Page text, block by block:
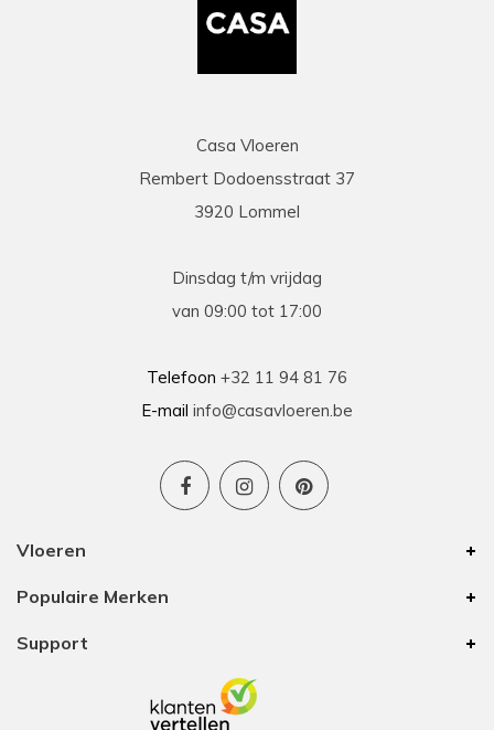
Casa Vloeren
Rembert Dodoensstraat 37
3920 Lommel
Dinsdag t/m vrijdag
van 09:00 tot 17:00
Telefoon +32 11 94 81 76
E-mail info@casavloeren.be
Vloeren
Populaire Merken
Support